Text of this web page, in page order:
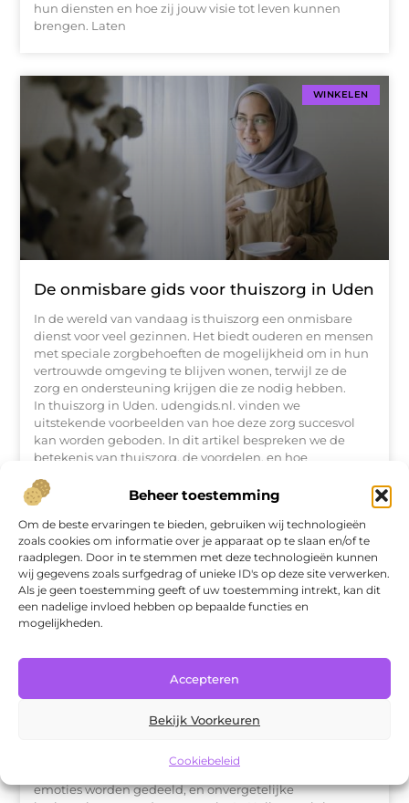
Beheer toestemming
Om de beste ervaringen te bieden, gebruiken wij technologieën
zoals cookies om informatie over je apparaat op te slaan en/of te
raadplegen. Door in te stemmen met deze technologieën kunnen
wij gegevens zoals surfgedrag of unieke ID's op deze site verwerken.
Als je geen toestemming geeft of uw toestemming intrekt, kan dit
een nadelige invloed hebben op bepaalde functies en
mogelijkheden.
Accepteren
Bekijk Voorkeuren
Cookiebeleid
hun diensten en hoe zij jouw visie tot leven kunnen
brengen. Laten
WINKELEN
De onmisbare gids voor thuiszorg in Uden
In de wereld van vandaag is thuiszorg een onmisbare
dienst voor veel gezinnen. Het biedt ouderen en mensen
met speciale zorgbehoeften de mogelijkheid om in hun
vertrouwde omgeving te blijven wonen, terwijl ze de
zorg en ondersteuning krijgen die ze nodig hebben.
In thuiszorg in Uden. udengids.nl. vinden we
uitstekende voorbeelden van hoe deze zorg succesvol
kan worden geboden. In dit artikel bespreken we de
betekenis van thuiszorg, de voordelen, en hoe
WINKELEN
Ontdekt de magie van theater in
emoties worden gedeeld, en onvergetelijke